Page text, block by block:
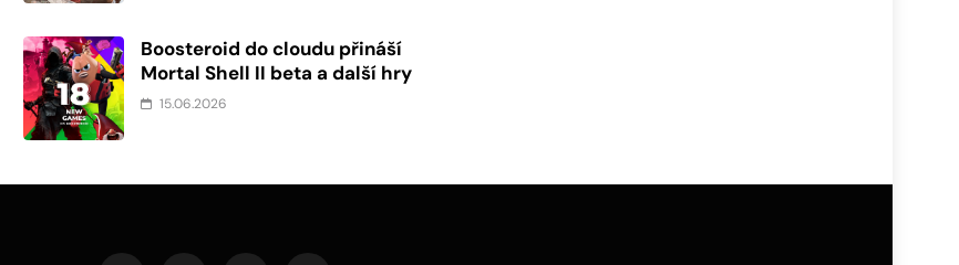
Boosteroid do cloudu přináší
Mortal Shell II beta a další hry
15.06.2026